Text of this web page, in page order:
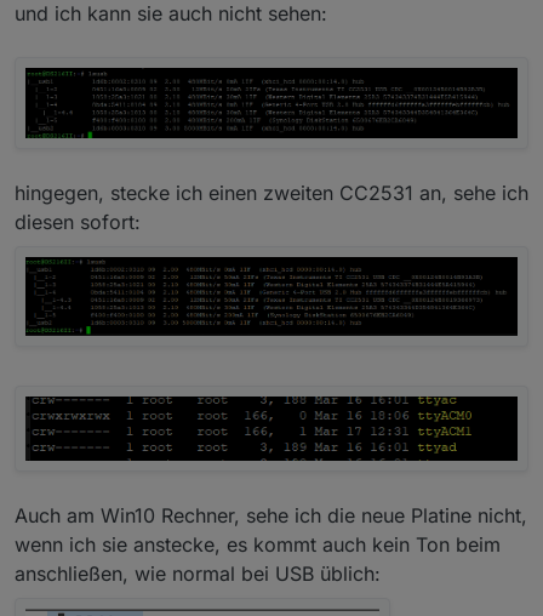
und ich kann sie auch nicht sehen:
hingegen, stecke ich einen zweiten CC2531 an, sehe ich
diesen sofort:
Auch am Win10 Rechner, sehe ich die neue Platine nicht,
wenn ich sie anstecke, es kommt auch kein Ton beim
anschließen, wie normal bei USB üblich: